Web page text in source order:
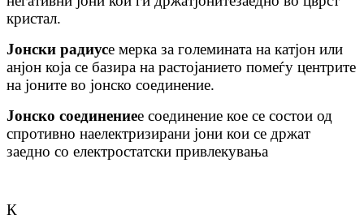
кристал.
Јонски радиусе мерка за големината на катјон или
анјон која се базира на растојанието помеѓу центрите
на јоните во јонско соединение.
Јонско соединениее соединение кое се состои од
спротивно наелектризирани јони кои се држат
заедно со електростатски привлекувања
К